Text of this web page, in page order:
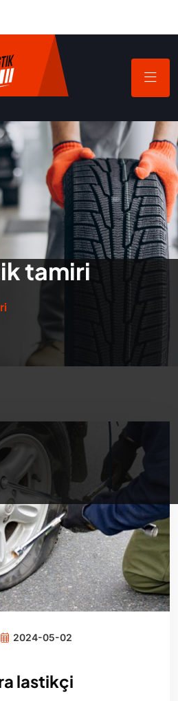
tamiri
2024-05-02
lastikçi